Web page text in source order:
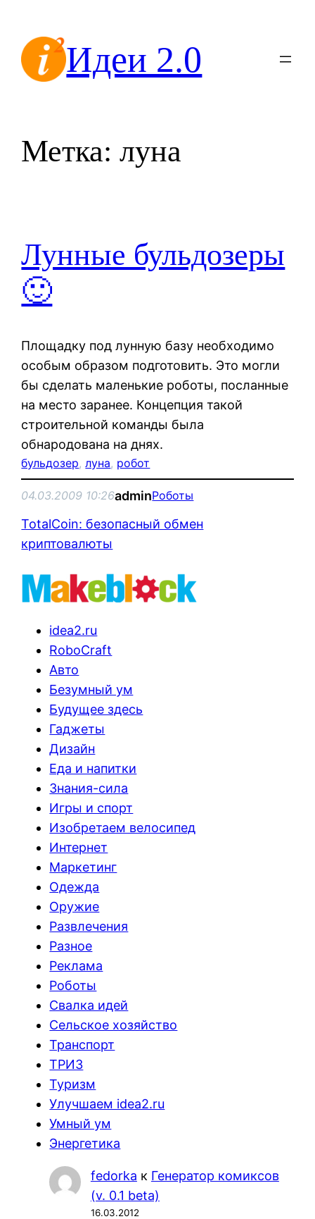
содержимомуИдеи 2.0
Метка:луна
Лунные бульдозеры
🙂
Площадку под лунную базу необходимо
особым образом подготовить. Это могли
бы сделать маленькие роботы, посланные
на место заранее. Концепция такой
строительной команды была
обнародована на днях.
бульдозер, луна, робот
04.03.2009 10:26adminРоботы
TotalCoin: безопасный обмен
криптовалюты
idea2.ru
RoboCraft
Авто
Безумный ум
Будущее здесь
Гаджеты
Дизайн
Еда и напитки
Знания-сила
Игры и спорт
Изобретаем велосипед
Интернет
Маркетинг
Одежда
Оружие
Развлечения
Разное
Реклама
Роботы
Свалка идей
Сельское хозяйство
Транспорт
ТРИЗ
Туризм
Улучшаем idea2.ru
Умный ум
Энергетика
fedorka к Генератор комиксов
(v. 0.1 beta)
16.03.2012